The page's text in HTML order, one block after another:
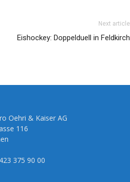
Next article
Eishockey: Doppelduell in Feldkirch
Oehri & Kaiser AG
116
375 90 00